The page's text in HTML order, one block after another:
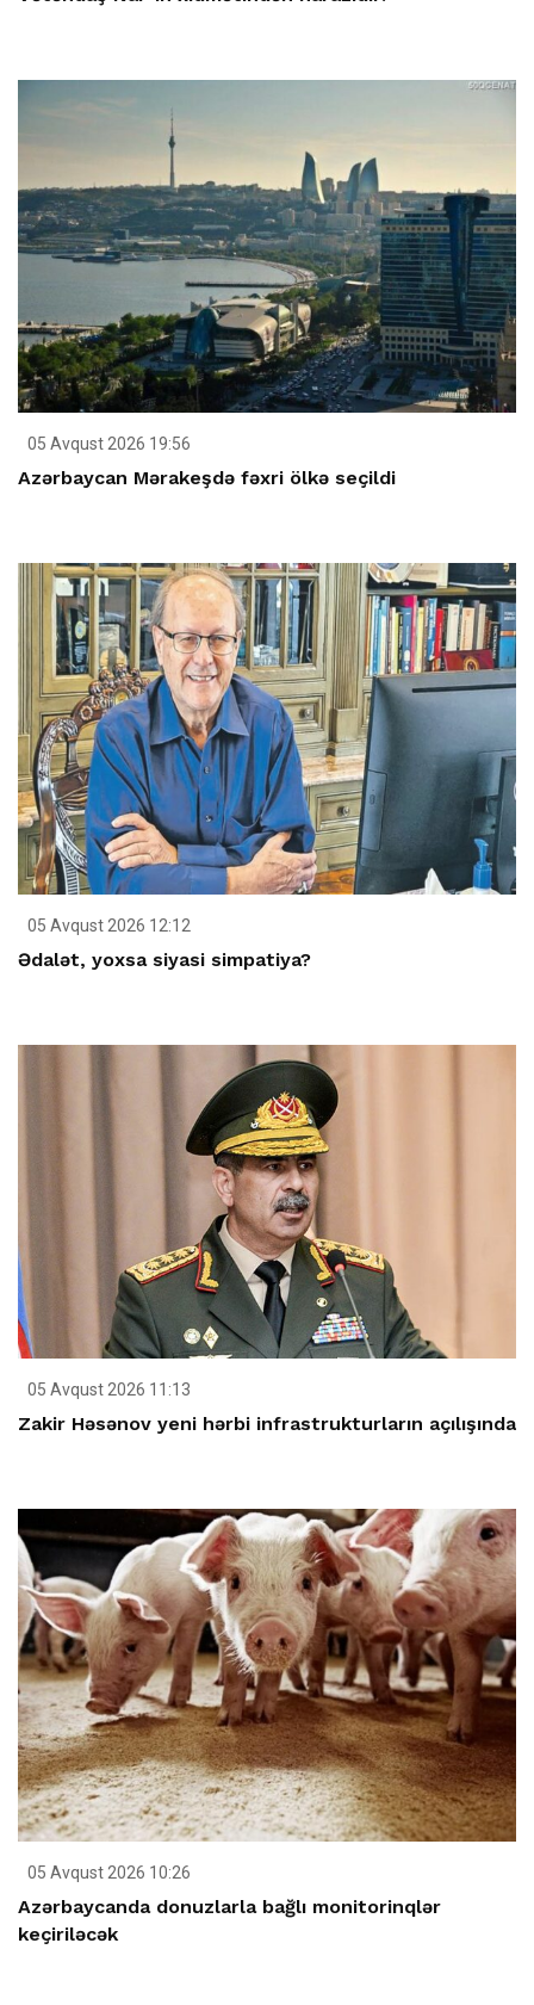
05 Avqust 2026 19:56
Azərbaycan Mərakeşdə fəxri ölkə seçildi
05 Avqust 2026 12:12
Ədalət, yoxsa siyasi simpatiya?
05 Avqust 2026 11:13
Zakir Həsənov yeni hərbi infrastrukturların açılışında
05 Avqust 2026 10:26
Azərbaycanda donuzlarla bağlı monitorinqlər
keçiriləcək